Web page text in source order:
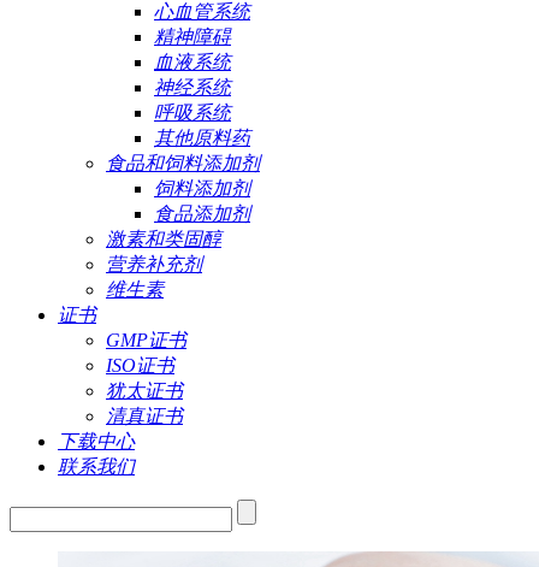
心血管系统
精神障碍
血液系统
神经系统
呼吸系统
其他原料药
食品和饲料添加剂
饲料添加剂
食品添加剂
激素和类固醇
营养补充剂
维生素
证书
GMP证书
ISO证书
犹太证书
清真证书
下载中心
联系我们